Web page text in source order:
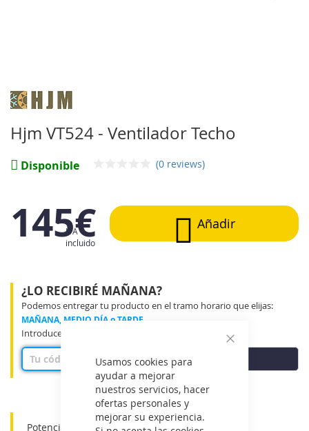
Usamos cookies para
ayudar a mejorar
nuestros servicios, hacer
ofertas personales y
mejorar su experiencia.
Hjm VT524 - Ventilador Techo
Disponible (0 reviews)
145€
IVA
incluido
Añadir
¿LO RECIBIRÉ MAÑANA?
Podemos entregar tu producto en el tramo horario que elijas:
MAÑANA, MEDIO DÍA o TARDE
Introduce tu código postal para ver disponibilidad
COMPROBAR
Potencia: 55 W
Saltar
al
de
galería